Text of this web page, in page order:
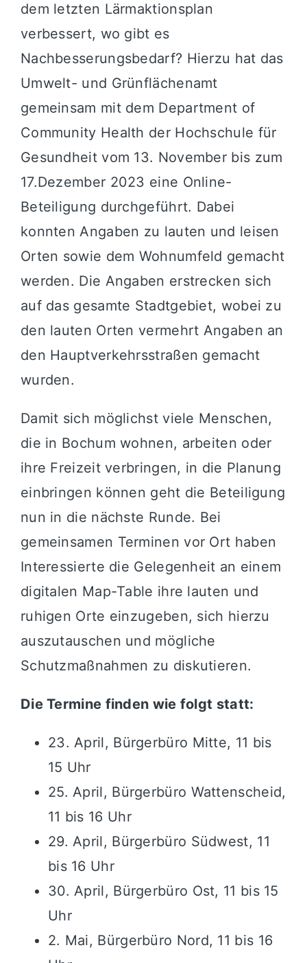
dem letzten Lärmaktionsplan
verbessert, wo gibt es
Nachbesserungsbedarf? Hierzu hat das
Umwelt- und Grünflächenamt
gemeinsam mit dem Department of
Community Health der Hochschule für
Gesundheit vom 13. November bis zum
17.Dezember 2023 eine Online-
Beteiligung durchgeführt. Dabei
konnten Angaben zu lauten und leisen
Orten sowie dem Wohnumfeld gemacht
werden. Die Angaben erstrecken sich
auf das gesamte Stadtgebiet, wobei zu
den lauten Orten vermehrt Angaben an
den Hauptverkehrsstraßen gemacht
wurden.
Damit sich möglichst viele Menschen,
die in Bochum wohnen, arbeiten oder
ihre Freizeit verbringen, in die Planung
einbringen können geht die Beteiligung
nun in die nächste Runde. Bei
gemeinsamen Terminen vor Ort haben
Interessierte die Gelegenheit an einem
digitalen Map-Table ihre lauten und
ruhigen Orte einzugeben, sich hierzu
auszutauschen und mögliche
Schutzmaßnahmen zu diskutieren.
Die Termine finden wie folgt statt:
23. April, Bürgerbüro Mitte, 11 bis
15 Uhr
25. April, Bürgerbüro Wattenscheid,
11 bis 16 Uhr
29. April, Bürgerbüro Südwest, 11
bis 16 Uhr
30. April, Bürgerbüro Ost, 11 bis 15
Uhr
2. Mai, Bürgerbüro Nord, 11 bis 16